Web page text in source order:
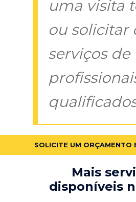
uma visita
ou solicitar
serviços de
SOLICITE UM ORÇAMENTO
Mais
disponíveis